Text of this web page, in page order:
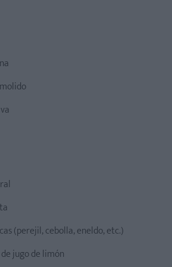
(perejil, cebolla, eneldo, etc.)
jugo de limón